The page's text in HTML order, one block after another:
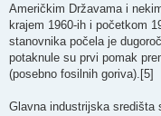
Američkim Državama i
krajem 1960-ih i početkom
stanovnika počela je
potaknule su prvi pomak
(posebno fosilnih goriva).[5]
Glavna industrijska središta